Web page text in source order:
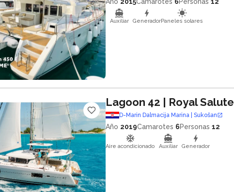
Auxiliar GeneradorPaneles solares
Lagoon 42 | Royal Salute
D-Marin Dalmacija Marina | Sukošan
Año 2019Camarotes 6Personas 12
Aire acondicionado Auxiliar Generador